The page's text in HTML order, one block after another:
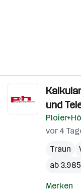
und
vor 4
Traun
ab
Merken